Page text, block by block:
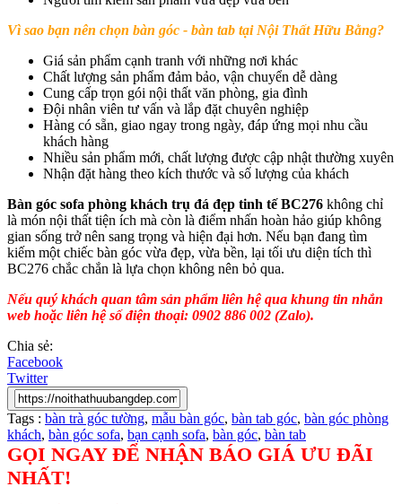
Vì sao bạn nên chọn bàn góc - bàn tab tại Nội Thất Hữu Bằng?
Giá sản phẩm cạnh tranh với những nơi khác
Chất lượng sản phẩm đảm bảo, vận chuyển dễ dàng
Cung cấp trọn gói nội thất văn phòng, gia đình
Đội nhân viên tư vấn và lắp đặt chuyên nghiệp
Hàng có sẵn, giao ngay trong ngày, đáp ứng mọi nhu cầu
khách hàng
Nhiều sản phẩm mới, chất lượng được cập nhật thường xuyên
Nhận đặt hàng theo kích thước và số lượng của khách
Bàn góc sofa phòng khách trụ đá đẹp tinh tế BC276 không chỉ
là món nội thất tiện ích mà còn là điểm nhấn hoàn hảo giúp không
gian sống trở nên sang trọng và hiện đại hơn. Nếu bạn đang tìm
kiếm một chiếc bàn góc vừa đẹp, vừa bền, lại tối ưu diện tích thì
BC276 chắc chắn là lựa chọn không nên bỏ qua.
Nếu quý khách quan tâm sản phẩm liên hệ qua khung tin nhắn
web hoặc liên hệ số điện thoại: 0902 886 002 (Zalo).
Chia sẻ:
Facebook
Twitter
Tags : bàn trà góc tường, mẫu bàn góc, bàn tab góc, bàn góc phòng
khách, bàn góc sofa, bạn cạnh sofa, bàn góc, bàn tab
GỌI NGAY ĐỂ NHẬN BÁO GIÁ ƯU ĐÃI
NHẤT!